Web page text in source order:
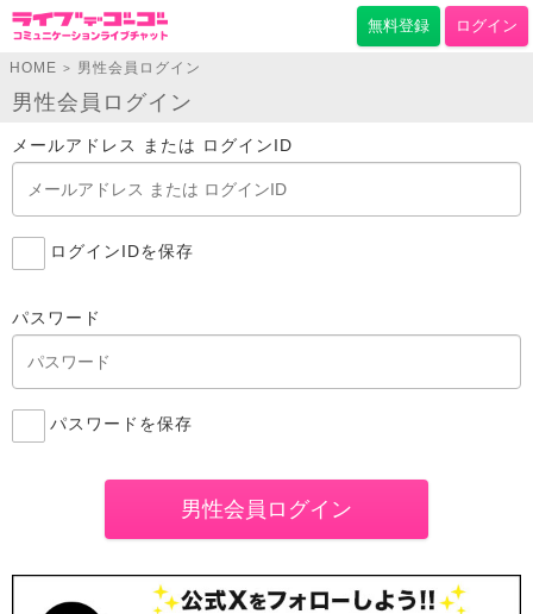
無料登録 ログイン
HOME > 男性会員ログイン
男性会員ログイン
メールアドレス または ログインID
ログインIDを保存
パスワード
パスワードを保存